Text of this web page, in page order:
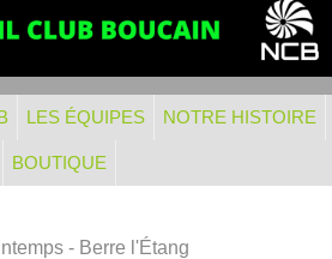
LES ÉQUIPES NOTRE HISTOIRE
BOUTIQUE
- Berre l'Étang